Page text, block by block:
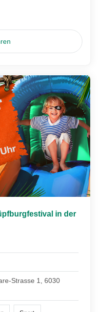
in der
Strasse 1, 6030